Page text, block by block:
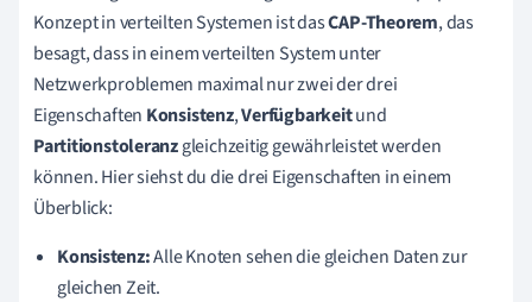
Konzept in verteilten Systemen ist dasCAP-Theorem, das
besagt, dass in einem verteilten System unter
Netzwerkproblemen maximal nur zwei der drei
Eigenschaften Konsistenz,Verfügbarkeitund
Partitionstoleranzgleichzeitig gewährleistet werden
können. Hier siehst du die drei Eigenschaften in einem
Überblick:
Konsistenz:Alle Knoten sehen die gleichen Daten zur
gleichen Zeit.